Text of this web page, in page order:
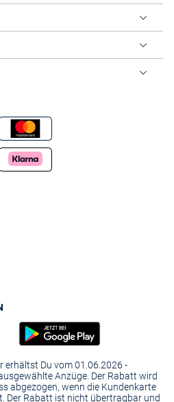
erhältst Du vom 01.06.2026 -
Anzüge. Der Rabatt wird
abgezogen, wenn die Kundenkarte
Der Rabatt ist nicht übertragbar und